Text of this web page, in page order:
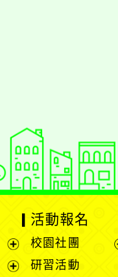
展
活動報名
校園社團
研習活動